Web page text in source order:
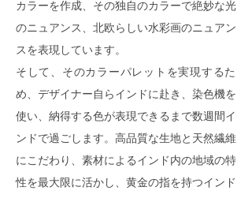
カラーを作成、その独自のカラーで絶妙な光
のニュアンス、北欧らしい水彩画のニュアン
スを表現しています。
そして、そのカラーパレットを実現するた
め、デザイナー自らインドに赴き、染色機を
使い、納得する色が表現できるまで数週間イ
ンドで過ごします。高品質な生地と天然繊維
にこだわり、素材によるインド内の地域の特
性を最大限に活かし、黄金の指を持つインド